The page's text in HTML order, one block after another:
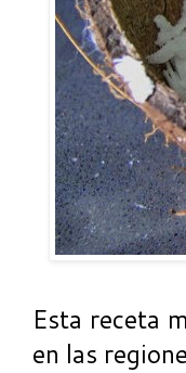
Esta receta
en las